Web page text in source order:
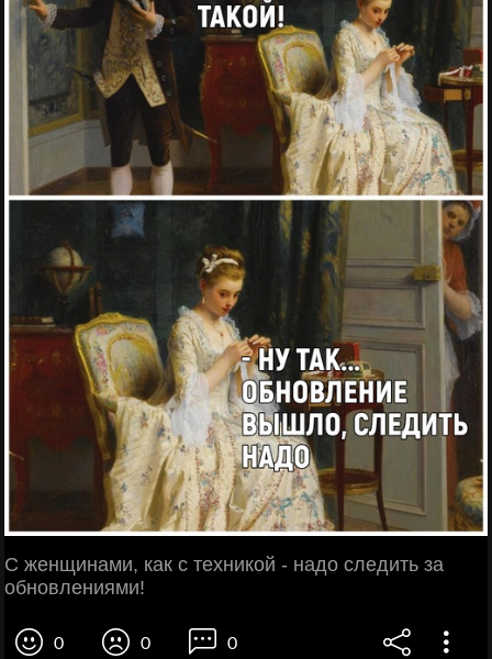
С женщинами, как с техникой - надо следить за
обновлениями!
0 0 0